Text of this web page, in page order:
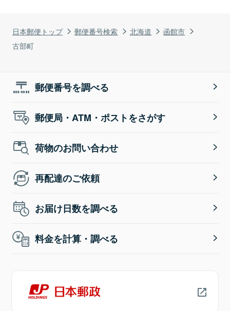
日本郵便トップ 郵便番号検索 北海道
函館市
古部町
郵便番号を調べる
郵便局・ATM・ポストをさがす
荷物のお問い合わせ
再配達のご依頼
お届け日数を調べる
料金を計算・調べる